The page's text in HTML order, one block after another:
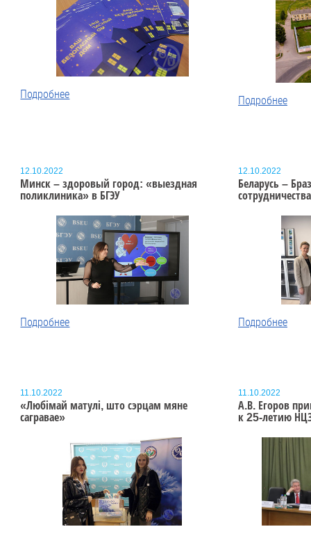
Подробнее
Подробнее
12.10.2022
Минск – здоровый город: «выездная
поликлиника» в БГЭУ
Подробнее
12.10.2022
Беларусь –
Подробнее
11.10.2022
«Любімай матулі, што сэрцам мяне
сагравае»
11.10.2022
А.В. Егоров
к 25-летию